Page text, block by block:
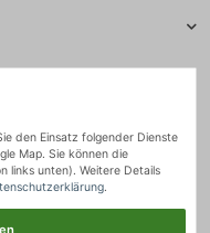
den Einsatz folgender Dienste
Map. Sie können die
links unten). Weitere Details
.